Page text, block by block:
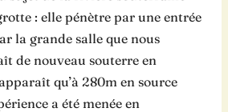
: elle pénètre par une entrée
la grande salle que nous
de nouveau souterre en
qu’à 280m en source
a été menée en